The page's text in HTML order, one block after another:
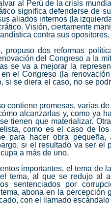
al Perú de la crisis
significa defenderse de
aliados internos (la
Visión, ciertamente
contra sus
propuso dos reformas
del Congreso a la
se va a mejorar la
el Congreso (la
si se diera el caso, no se
contiene promesas, varias
alcanzarlas y, como ya
tienen que materializar.
como es el caso de
para hacer obra
si el resultado va ser el
a más de uno.
importantes, el tema de
tema, al que se redujo al
sentenciados por
abona en la
con el llamado